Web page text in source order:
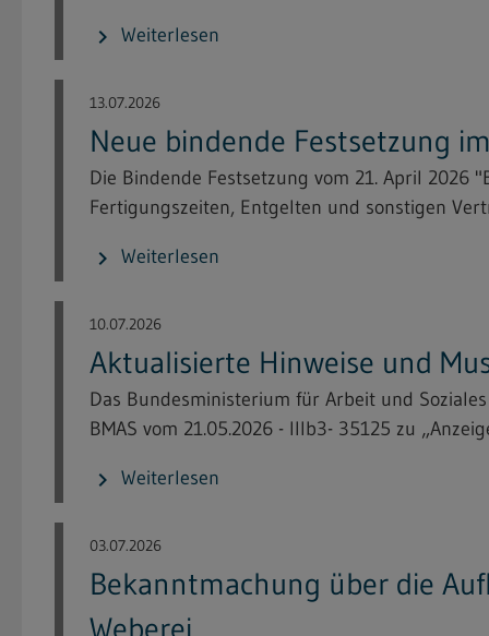
chevron_right Weiterlesen
13.07.2026
Neue bindende Festsetzung
Die Bindende Festsetzung vom 21. April 2026
Fertigungszeiten, Entgelten und sonstigen
chevron_right Weiterlesen
10.07.2026
Aktualisierte Hinweise und
Das Bundesministerium für Arbeit und
BMAS vom 21.05.2026 - IIIb3- 35125 zu
chevron_right Weiterlesen
03.07.2026
Bekanntmachung über die